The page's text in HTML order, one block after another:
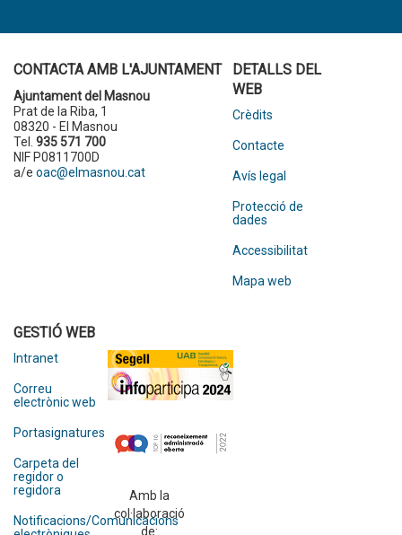
CONTACTA AMB L'AJUNTAMENT
Ajuntament del Masnou
Prat de la Riba, 1
08320 - El Masnou
Tel. 935 571 700
NIF P0811700D
a/e oac@elmasnou.cat
DETALLS DEL
WEB
Crèdits
Contacte
Avís legal
Protecció de
dades
Accessibilitat
Mapa web
GESTIÓ WEB
Intranet
Correu
electrònic web
Portasignatures
Carpeta del
regidor o
regidora
Notificacions/Comunicacions
Amb la
col·laboració
de: